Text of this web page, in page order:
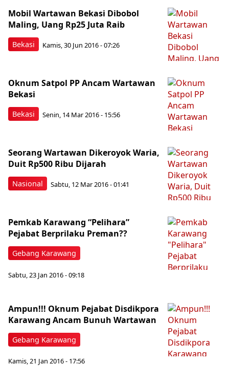
Bekasi
Mobil Wartawan Bekasi Dibobol
Maling, Uang Rp25 Juta Raib
Kamis, 30 Jun 2016 - 07:26
Bekasi
Oknum Satpol PP Ancam Wartawan
Bekasi
Senin, 14 Mar 2016 - 15:56
Nasional
Seorang Wartawan Dikeroyok Waria,
Duit Rp500 Ribu Dijarah
Sabtu, 12 Mar 2016 - 01:41
Gebang Karawang
Pemkab Karawang “Pelihara”
Pejabat Berprilaku Preman??
Sabtu, 23 Jan 2016 - 09:18
Gebang Karawang
Ampun!!! Oknum Pejabat Disdikpora
Karawang Ancam Bunuh Wartawan
Kamis, 21 Jan 2016 - 17:56